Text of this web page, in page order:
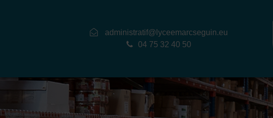
administratif@lyceemarcseguin.eu
04 75 32 40 50